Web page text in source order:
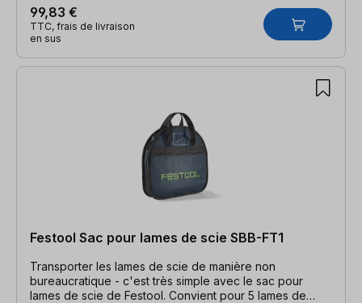
99,83 €
TTC, frais de livraison
en sus
Festool Sac pour lames de scie SBB-FT1
Transporter les lames de scie de manière non
bureaucratique - c'est très simple avec le sac pour
lames de scie de Festool. Convient pour 5 lames de